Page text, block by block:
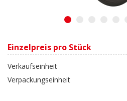
1
Einzelpreis pro Stück
Verkaufseinheit
Verpackungseinheit